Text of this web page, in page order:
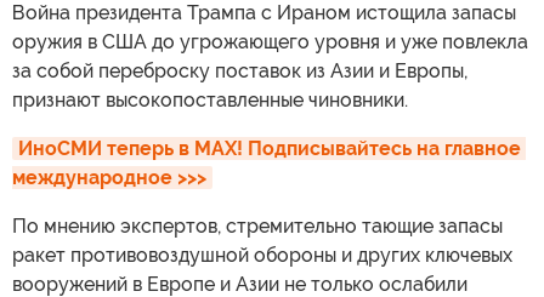
Война президента Трампа с Ираном истощила запасы
оружия в США до угрожающего уровня и уже повлекла
за собой переброску поставок из Азии и Европы,
признают высокопоставленные чиновники.
ИноСМИ теперь в MAX! Подписывайтесь на главное
международное >>>
По мнению экспертов, стремительно тающие запасы
ракет противовоздушной обороны и других ключевых
вооружений в Европе и Азии не только ослабили